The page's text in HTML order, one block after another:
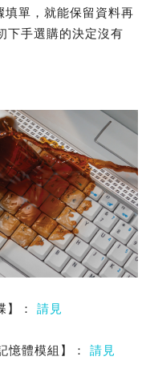
單，就能保留資料再
下手選購的決定沒有
】： 請見
憶體模組】： 請見